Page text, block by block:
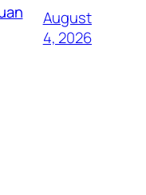
August
4, 2026